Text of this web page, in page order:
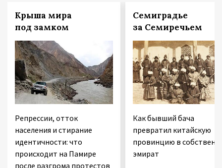
Крыша мира
под замком
Репрессии, отток
населения и стирание
идентичности: что
происходит на Памире
после разгрома протестов
Семиградье
за Семиречьем
Как бывший бача
превратил китайскую
провинцию в
эмират